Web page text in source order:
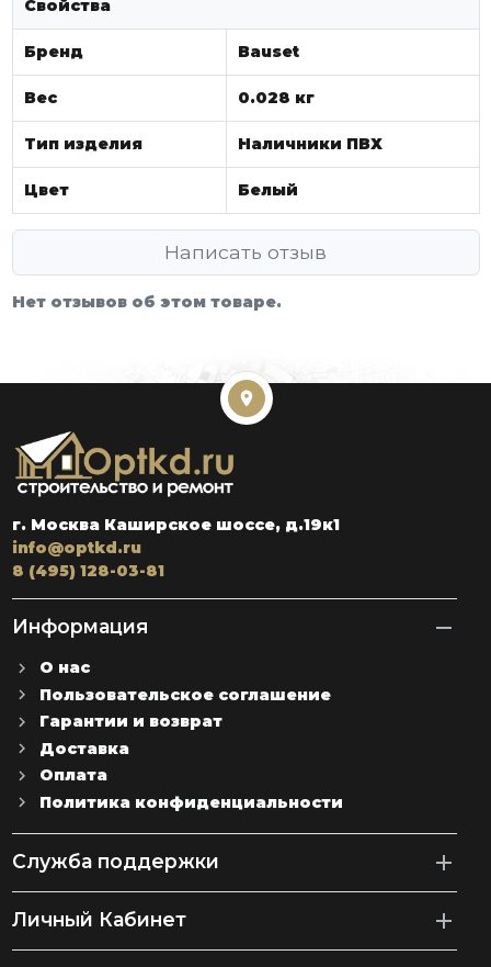
Свойства
Бренд Bauset
Вес 0.028 кг
Тип изделия Наличники ПВХ
Цвет Белый
Написать отзыв
Нет отзывов об этом товаре.
г. Москва Каширское шоссе, д.19к1
info@optkd.ru
8 (495) 128-03-81
Информация
О нас
Пользовательское соглашение
Гарантии и возврат
Доставка
Оплата
Политика конфиденциальности
Служба поддержки
Личный Кабинет